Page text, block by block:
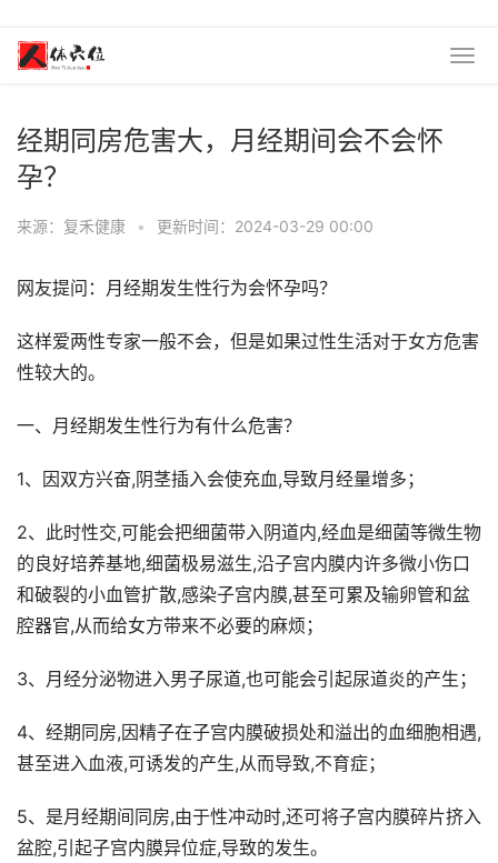
经期同房危害大，月经期间会不会怀
孕？
来源：复禾健康 • 更新时间：2024-03-29 00:00
网友提问：月经期发生性行为会怀孕吗？
这样爱两性专家一般不会，但是如果过性生活对于女方危害
性较大的。
一、月经期发生性行为有什么危害？
1、因双方兴奋,阴茎插入会使充血,导致月经量增多；
2、此时性交,可能会把细菌带入阴道内,经血是细菌等微生物
的良好培养基地,细菌极易滋生,沿子宫内膜内许多微小伤口
和破裂的小血管扩散,感染子宫内膜,甚至可累及输卵管和盆
腔器官,从而给女方带来不必要的麻烦；
3、月经分泌物进入男子尿道,也可能会引起尿道炎的产生；
4、经期同房,因精子在子宫内膜破损处和溢出的血细胞相遇,
甚至进入血液,可诱发的产生,从而导致,不育症；
5、是月经期间同房,由于性冲动时,还可将子宫内膜碎片挤入
盆腔,引起子宫内膜异位症,导致的发生。